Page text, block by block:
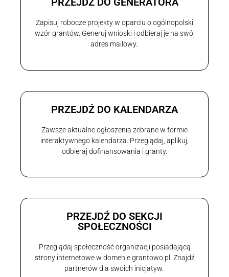
Zapisuj robocze projekty w oparciu o ogólnopolski
wzór grantów. Generuj wnioski i odbieraj je na swój
adres mailowy.
PRZEJDŹ DO KALENDARZA
Zawsze aktualne ogłoszenia zebrane w formie
interaktywnego kalendarza. Przeglądaj, aplikuj,
odbieraj dofinansowania i granty.
PRZEJDŹ DO SEKCJI
SPOŁECZNOŚCI
Przeglądaj społeczność organizacji posiadającą
strony internetowe w domenie grantowo.pl. Znajdź
partnerów dla swoich inicjatyw.